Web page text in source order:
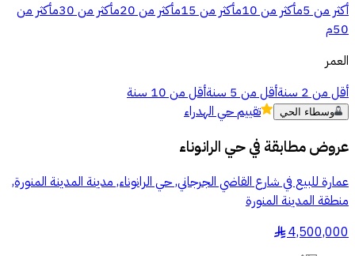
أكثر من 5م
أكثر من 10م أكثر من 15م أكثر من 20م أكثر من 30م
أكثر من
50م
العمر
أقل من 2 سنة
أقل من 5 سنة أقل من 10 سنة
وسطاء الحي تقييمحي الهدراء
عروض مطابقة فيحي الرانوناء
عمارة للبيع في شارع القاضي الجرجاني, حي الرانوناء, مدينة المدينة المنورة,
منطقة المدينة المنورة
4,500,000
§